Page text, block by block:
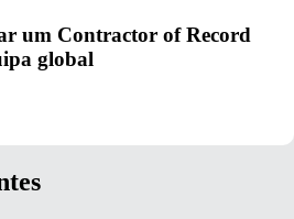
um Contractor of Record
global